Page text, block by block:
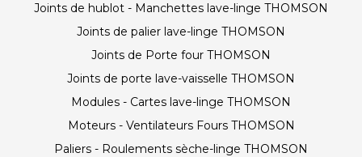
Joints de hublot - Manchettes lave-linge THOMSON
Joints de palier lave-linge THOMSON
Joints de Porte four THOMSON
Joints de porte lave-vaisselle THOMSON
Modules - Cartes lave-linge THOMSON
Moteurs - Ventilateurs Fours THOMSON
Paliers - Roulements sèche-linge THOMSON